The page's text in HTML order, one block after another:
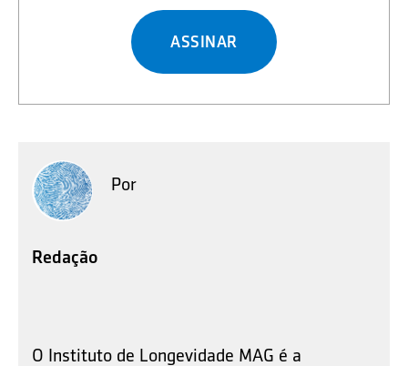
ASSINAR
Por
Redação
O Instituto de Longevidade MAG é a